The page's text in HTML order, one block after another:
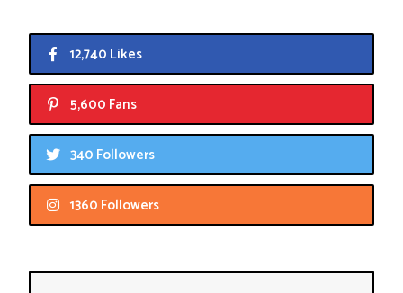
12,740 Likes
5,600 Fans
340 Followers
1360 Followers